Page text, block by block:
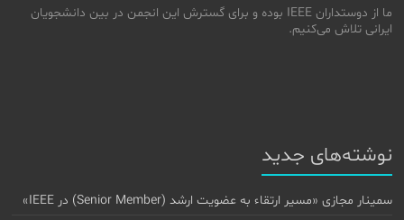
ما از دوستداران IEEE بوده و برای گسترش این انجمن در بین دانشجویان
ایرانی تلاش می‌کنیم.
نوشته‌های جدید
سمینار مجازی «مسیر ارتقاء به عضویت ارشد (Senior Member) در IEEE»